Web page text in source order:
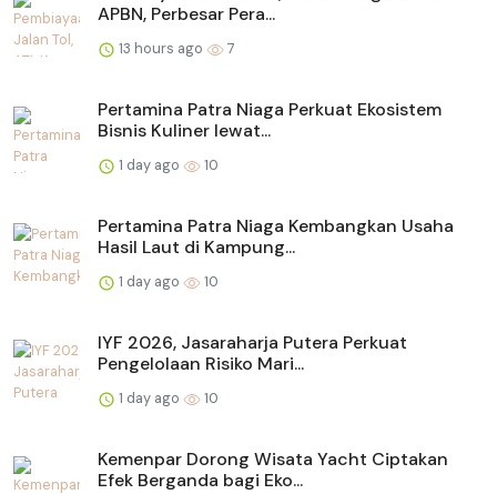
APBN, Perbesar Pera...
13 hours ago 7
Pertamina Patra Niaga Perkuat Ekosistem
Bisnis Kuliner lewat...
1 day ago 10
Pertamina Patra Niaga Kembangkan Usaha
Hasil Laut di Kampung...
1 day ago 10
IYF 2026, Jasaraharja Putera Perkuat
Pengelolaan Risiko Mari...
1 day ago 10
Kemenpar Dorong Wisata Yacht Ciptakan
Efek Berganda bagi Eko...